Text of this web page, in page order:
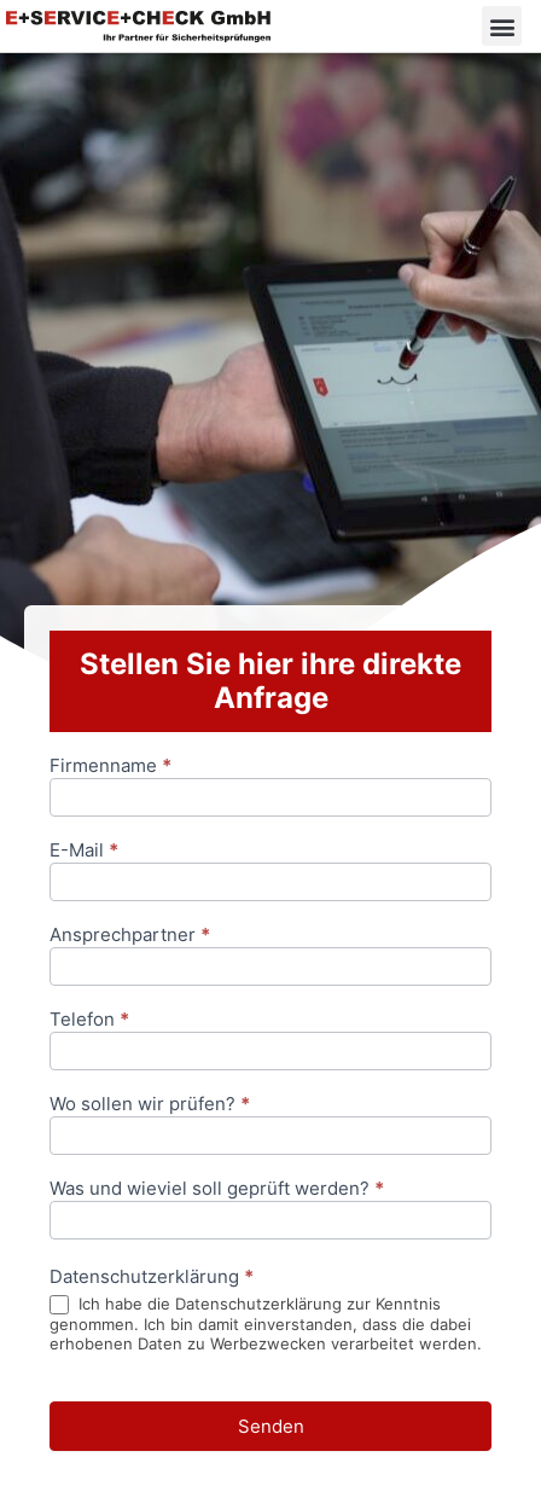
Stellen Sie hier ihre direkte
Anfrage
Anfrageformular
Firmenname *
E-Mail *
Ansprechpartner *
Telefon *
Wo sollen wir prüfen? *
Was und wieviel soll geprüft werden? *
Datenschutzerklärung *
Ich habe die Datenschutzerklärung zur Kenntnis
genommen. Ich bin damit einverstanden, dass die dabei
erhobenen Daten zu Werbezwecken verarbeitet werden.
Senden